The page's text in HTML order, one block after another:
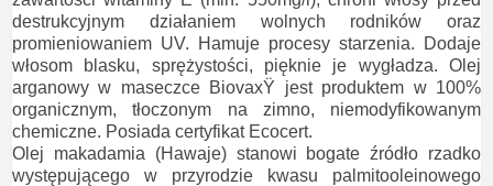
destrukcyjnym działaniem wolnych rodników oraz
promieniowaniem UV. Hamuje procesy starzenia. Dodaje
włosom blasku, sprężystości, pięknie je wygładza. Olej
arganowy w maseczce BiovaxŸ jest produktem w 100%
organicznym, tłoczonym na zimno, niemodyfikowanym
chemiczne. Posiada certyfikat Ecocert.
Olej makadamia (Hawaje) stanowi bogate źródło rzadko
występującego w przyrodzie kwasu palmitooleinowego